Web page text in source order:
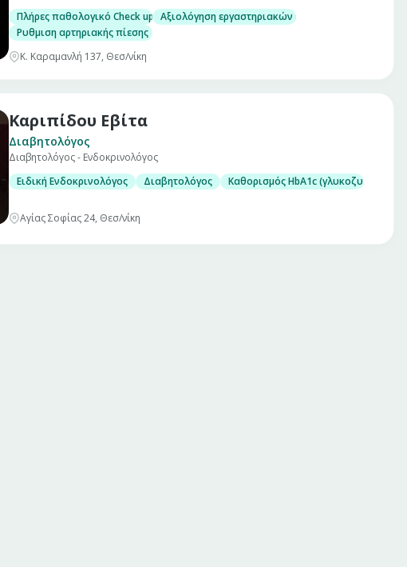
όζων με λεπτή βελόνη (U/S guided FNA)
αιμοσφαιρίνης (HbA1c)
βιταμίνης D)
Πλήρες παθολογικό Check up σε άνδρες και γυναίκες
Αξιολόγηση εργαστηριακών εξετάσεων
Ρυθμιση αρτηριακής πίεσης
Κ. Καραμανλή 137, Θεσ/νίκη
όζων με λεπτή βελόνη (U/S guided FNA)
αιμοσφαιρίνης (HbA1c)
βιταμίνης D)
Καριπίδου Εβίτα
Διαβητολόγος
Διαβητολόγος - Ενδοκρινολόγος
Ειδική Ενδοκρινολόγος
Διαβητολόγος Καθορισμός HbA1c
Αγίας Σοφίας 24, Θεσ/νίκη